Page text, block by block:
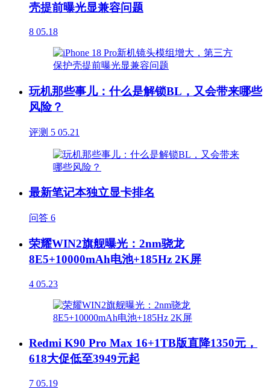
壳提前曝光显兼容问题
8 05.18
玩机那些事儿：什么是解锁BL，又会带来哪些
风险？
评测 5 05.21
最新笔记本独立显卡排名
问答 6
荣耀WIN2旗舰曝光：2nm骁龙
8E5+10000mAh电池+185Hz 2K屏
4 05.23
Redmi K90 Pro Max 16+1TB版直降1350元，
618大促低至3949元起
7 05.19